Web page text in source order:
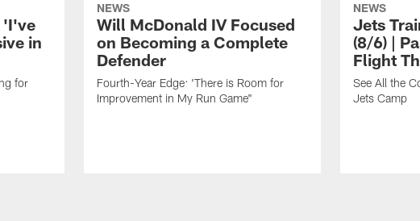
'I've
in
for
NEWS
Will McDonald IV Focused
on Becoming a Complete
Defender
Fourth-Year Edge: 'There is Room for
Improvement in My Run Game"
NEWS
Jets
(8/6) |
Flight
See All the
Jets Camp